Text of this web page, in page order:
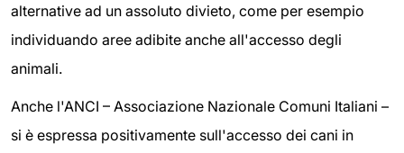
alternative ad un assoluto divieto, come per esempio
individuando aree adibite anche all'accesso degli
animali.
Anche l'ANCI – Associazione Nazionale Comuni Italiani –
si è espressa positivamente sull'accesso dei cani in